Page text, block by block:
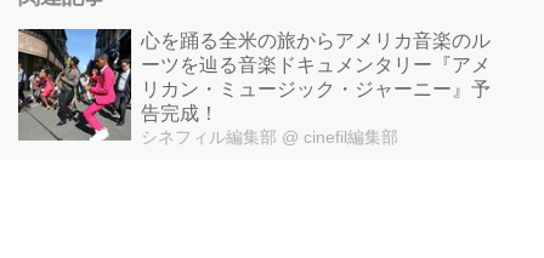
心を踊る全米の旅からアメリカ音楽のル
ーツを辿る音楽ドキュメンタリー『アメ
リカン・ミュージック・ジャーニー』予
告完成！
シネフィル編集部 @ cinefil編集部